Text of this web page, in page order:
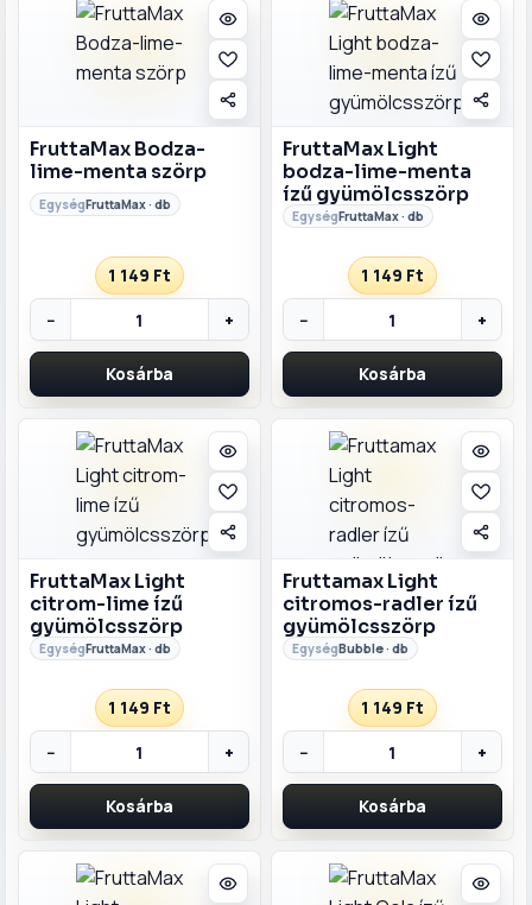
FruttaMax Bodza-
lime-menta szörp
FruttaMax · db
1 149 Ft
−
+
Kosárba
FruttaMax Light
bodza-lime-menta
ízű gyümölcsszörp
FruttaMax · db
1 149 Ft
−
+
Kosárba
FruttaMax Light
citrom-lime ízű
gyümölcsszörp
FruttaMax · db
1 149 Ft
−
+
Kosárba
Fruttamax Light
citromos-radler ízű
gyümölcsszörp
Bubble · db
1 149 Ft
−
+
Kosárba